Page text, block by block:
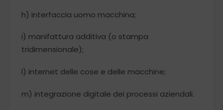
h) interfaccia uomo macchina;
i) manifattura additiva (o stampa
tridimensionale);
l) internet delle cose e delle macchine;
m) integrazione digitale dei processi aziendali.